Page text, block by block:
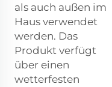
als auch außen im
Haus verwendet
werden. Das
Produkt verfügt
über einen
wetterfesten